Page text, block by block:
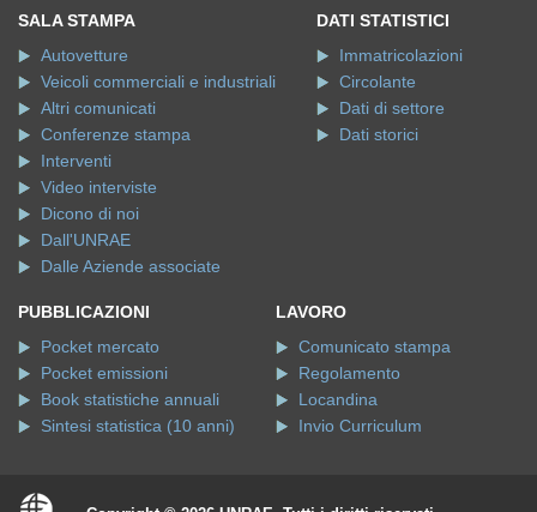
SALA STAMPA
Autovetture
Veicoli commerciali e industriali
Altri comunicati
Conferenze stampa
Interventi
Video interviste
Dicono di noi
Dall'UNRAE
Dalle Aziende associate
DATI STATISTICI
Immatricolazioni
Circolante
Dati di settore
Dati storici
PUBBLICAZIONI
Pocket mercato
Pocket emissioni
Book statistiche annuali
Sintesi statistica (10 anni)
LAVORO
Comunicato stampa
Regolamento
Locandina
Invio Curriculum